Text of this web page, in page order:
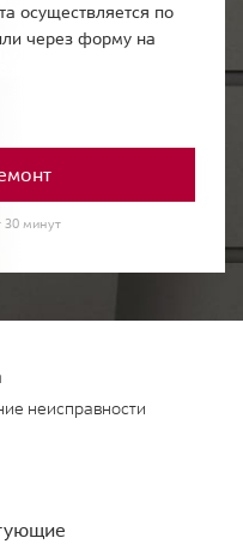
осуществляется по
через форму на
30 минут
неисправности